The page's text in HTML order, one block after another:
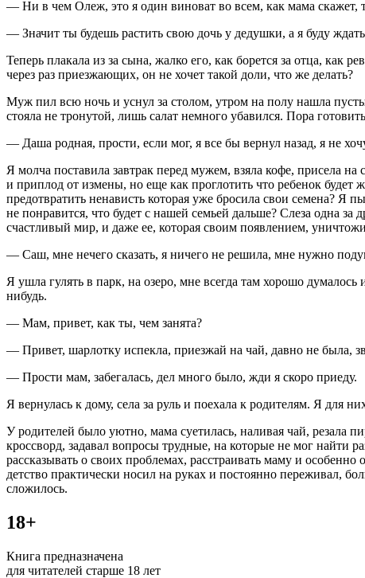
— Ни в чем Олеж, это я один виноват во всем, как мама скажет,
— Значит ты будешь растить свою дочь у дедушки, а я буду
Теперь плакала из за сына, жалко его, как борется за отца, как
через раз приезжающих, он не хочет такой доли, что же делать?
Муж пил всю ночь и уснул за столом, утром на полу нашла
стояла не тронутой, лишь салат немного убавился. Пора
— Даша родная, прости, если мог, я все бы вернул назад, я не
Я молча поставила завтрак перед мужем, взяла кофе, присела
и приплод от измены, но еще как проглотить что ребенок будет
предотвратить ненависть которая уже бросила свои семена? Я
не понравится, что будет с нашей семьей дальше? Слеза одна
счастливый мир, и даже ее, которая своим появлением,
— Саш, мне нечего сказать, я ничего не решила, мне нужно
Я ушла гулять в парк, на озеро, мне всегда там хорошо
нибудь.
— Мам, привет, как ты, чем занята?
— Привет, шарлотку испекла, приезжай на чай, давно не была,
— Прости мам, забегалась, дел много было, жди я скоро приеду.
Я вернулась к дому, села за руль и поехала к родителям. Я для
У родителей было уютно, мама суетилась, наливая чай, резала
кроссворд, задавал вопросы трудные, на которые не мог найти
рассказывать о своих проблемах, расстраивать маму и
детство практически носил на руках и постоянно переживал,
сложилось.
18+
Книга предназначена
для читателей старше 18 лет